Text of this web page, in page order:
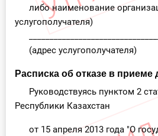
либо наименование
услугополучателя)
(адрес услугополучателя)
Расписка об отказе в приеме
Руководствуясь пунктом 2
Республики Казахстан
от 15 апреля 2013 года "О